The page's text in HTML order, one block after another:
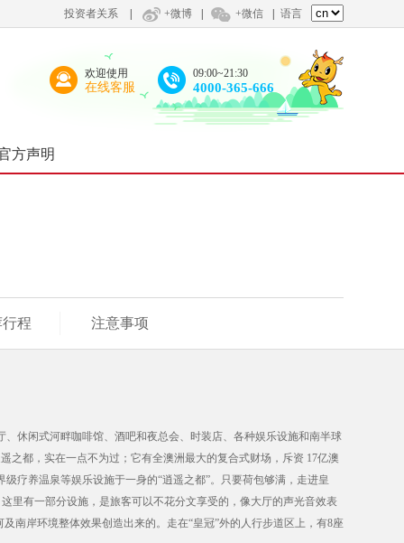
投资者关系 +微博 +微信 语言
欢迎使用
在线客服
09:00~21:30
4000-365-666
方声明
程 注意事项
休闲式河畔咖啡馆、酒吧和夜总会、时装店、各种娱乐设施和南半球
之都，实在一点不为过；它有全澳洲最大的复合式财场，斥资 17亿澳
疗养温泉等娱乐设施于一身的“逍遥之都”。只要荷包够满，走进皇
里有一部分设施，是旅客可以不花分文享受的，像大厅的声光音效表
南岸环境整体效果创造出来的。走在“皇冠”外的人行步道区上，有8座